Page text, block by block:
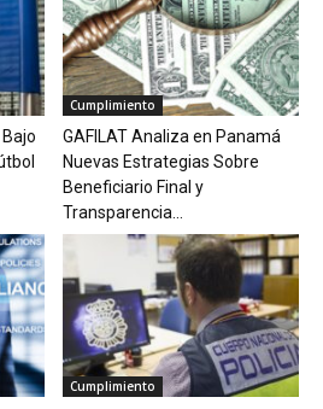
Cumplimiento
GAFILAT Analiza en Panamá
Nuevas Estrategias Sobre
Beneficiario Final y
Transparencia...
Cumplimiento